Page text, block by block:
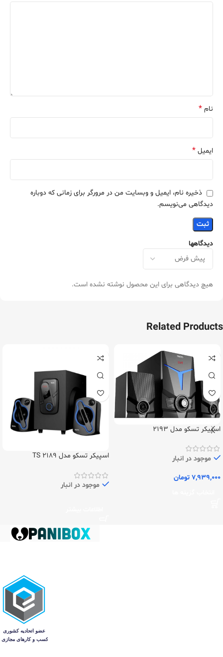
دیدگاهها
هیچ دیدگاهی برای این محصول نوشته نشده است.
نام *
ایمیل *
ذخیره نام، ایمیل و وبسایت من در مرورگر برای زمانی که دوباره
دیدگاهی می‌نویسم.
Related Products
اسپیکر تسکو مدل 2193
موجود در انبار
7,939,000 تومان
اسپیکر تسکو مدل TS 2189
موجود در انبار